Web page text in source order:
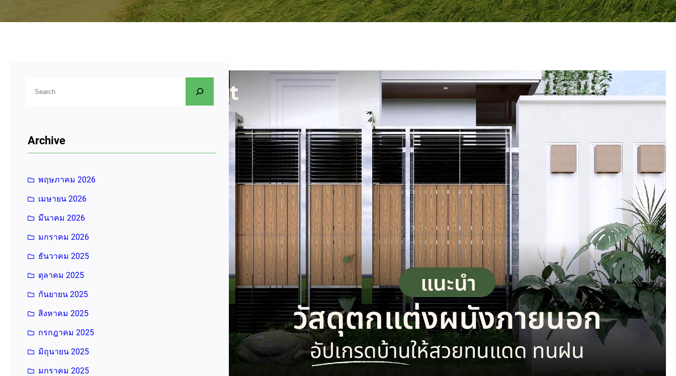
Archive
พฤษภาคม 2026
เมษายน 2026
มีนาคม 2026
มกราคม 2026
ธันวาคม 2025
ตุลาคม 2025
กันยายน 2025
สิงหาคม 2025
กรกฎาคม 2025
มิถุนายน 2025
มกราคม 2025